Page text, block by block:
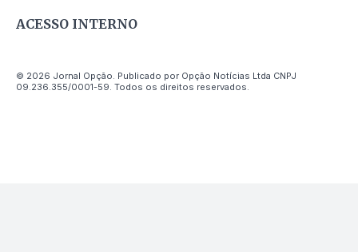
ACESSO INTERNO
© 2026 Jornal Opção. Publicado por Opção Notícias Ltda CNPJ
09.236.355/0001-59. Todos os direitos reservados.